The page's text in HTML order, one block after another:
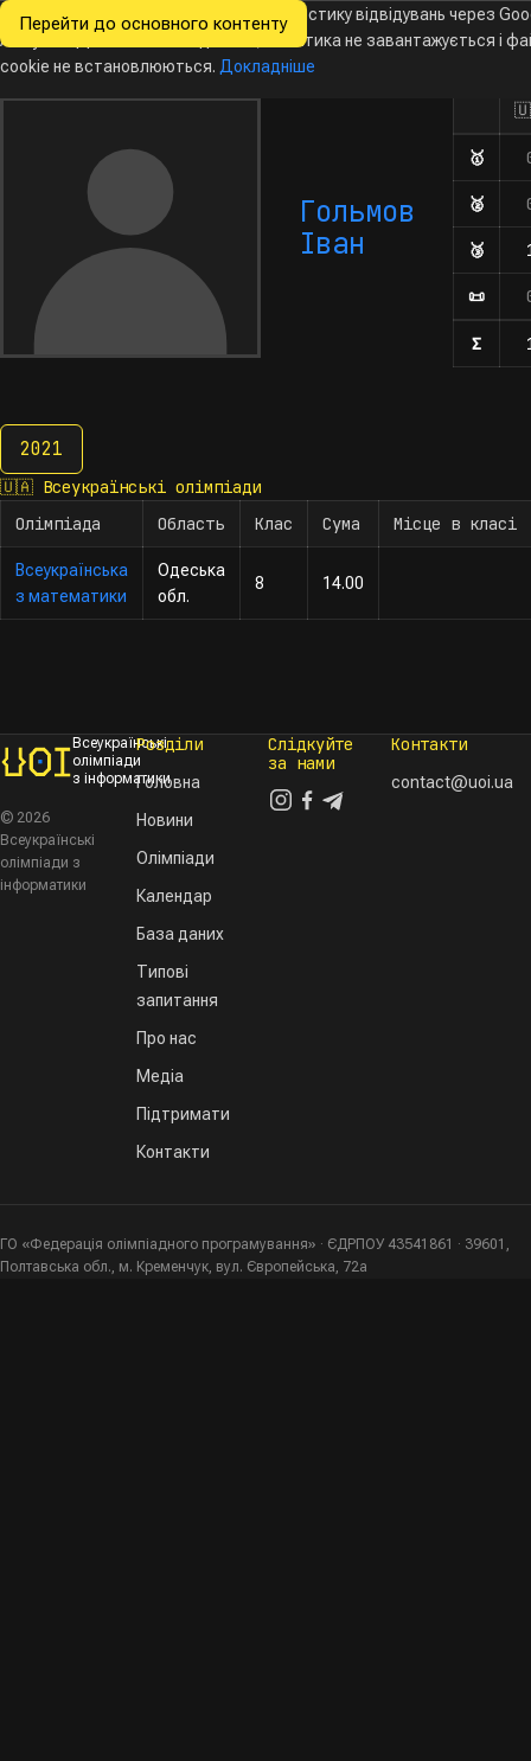
Перейти до основного контенту
Всеукраїнські
з інформатики
НовиниОлімпіадиКалендарБаза даних
Гольмов
Іван
🥇
🥈
🥉
📜
Σ
2021
2021
🇺🇦 Всеукраїнські олімпіади
Олімпіада
Область Клас Сума Місце в класі
Всеукраїнська
з математики
Одеська
обл.
8 14.00
Всеукраїнські
олімпіади
з інформатики
© 2026
Всеукраїнські
олімпіади з
інформатики
Розділи
Головна
Новини
Олімпіади
Календар
База даних
Типові
запитання
Про нас
Медіа
Підтримати
Контакти
Слідкуйте
за нами
Контакти
contact@uoi.ua
ГО «Федерація олімпіадного програмування» · ЄДРПОУ 43541861 · 39601,
Полтавська обл., м. Кременчук, вул. Європейська, 72а
Ми хочемо збирати знеособлену статистику відвідувань через
Analytics. Доки ви не погодитесь, аналітика не завантажується і
cookie не встановлюються. Докладніше